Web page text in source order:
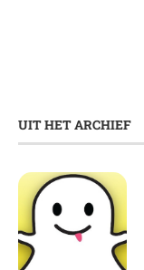
UIT HET ARCHIEF